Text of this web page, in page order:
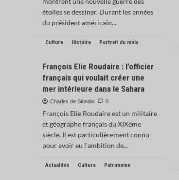
étoiles se dessiner. Durant les années
du président américain...
Culture Histoire Portrait du mois
François Elie Roudaire : l’officier
français qui voulait créer une
mer intérieure dans le Sahara
Charles de Blondin 0
François Elie Roudaire est un militaire
et géographe français du XIXème
siècle. Il est particulièrement connu
pour avoir eu l’ambition de...
Actualités Culture Patrimoine